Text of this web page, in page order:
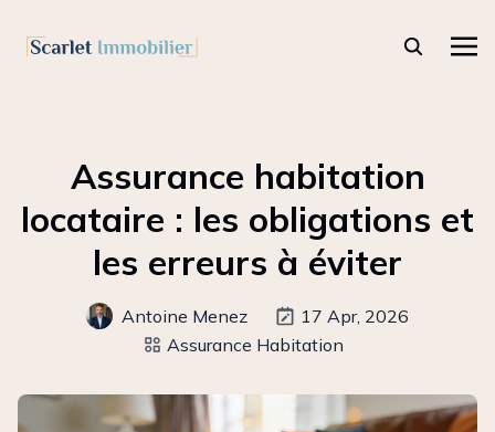
Assurance habitation
locataire : les obligations et
les erreurs à éviter
Antoine Menez
17 Apr, 2026
Assurance Habitation